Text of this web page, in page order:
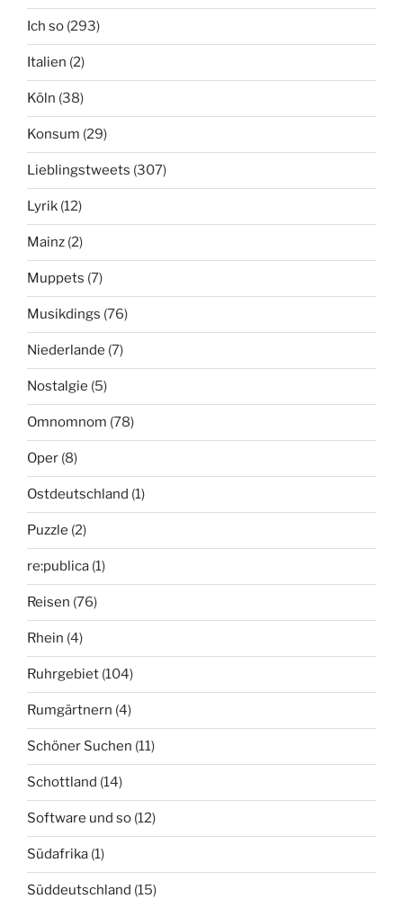
Ich so (293)
Italien (2)
Köln (38)
Konsum (29)
Lieblingstweets (307)
Lyrik (12)
Mainz (2)
Muppets (7)
Musikdings (76)
Niederlande (7)
Nostalgie (5)
Omnomnom (78)
Oper (8)
Ostdeutschland (1)
Puzzle (2)
re:publica (1)
Reisen (76)
Rhein (4)
Ruhrgebiet (104)
Rumgärtnern (4)
Schöner Suchen (11)
Schottland (14)
Software und so (12)
Südafrika (1)
Süddeutschland (15)